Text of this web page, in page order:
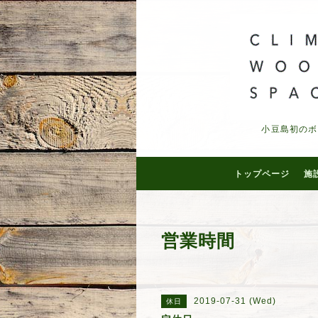
小豆島初の
トップページ 施
営業時間
休日 2019-07-31 (Wed)